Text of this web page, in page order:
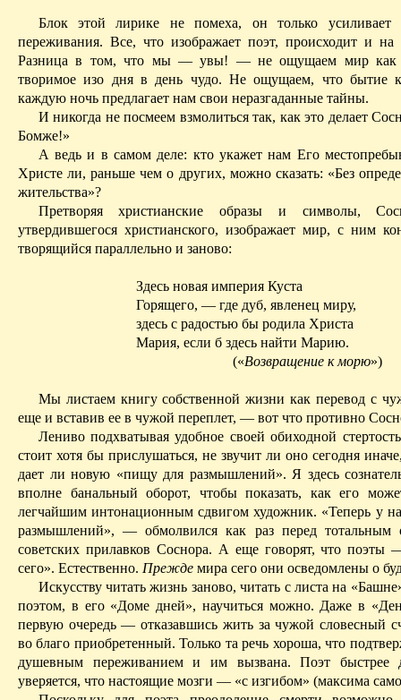
Блок этой лирике не помеха, он только усиливает
переживания. Все, что изображает поэт, происходит и на
Разница в том, что мы — увы! — не ощущаем мир как
творимое изо дня в день чудо. Не ощущаем, что бытие
каждую ночь предлагает нам свои неразгаданные тайны.
И никогда не посмеем взмолиться так, как это делает
Бомже!»
А ведь и в самом деле: кто укажет нам Его
Христе ли,раньше чем о других, можно сказать: «Без
жительства»?
Претворяя христианские образы и символы,
утвердившегося христианского, изображает мир, с ним
творящийся параллельно и заново:
Здесь новая империя Куста
Горящего, — где дуб, явленец миру,
здесь с радостью бы родила Христа
Мария, если б здесь найти Марию.
(«Возвращение к морю»)
Мы листаем книгу собственной жизни как перевод с
еще и вставив ее в чужой переплет, — вот что противно
Лениво подхватывая удобное своей обиходной
стоит хотя бы прислушаться, не звучит ли оно сегодня
дает ли новую «пищу для размышлений». Я здесь
вполне банальный оборот, чтобы показать, как его
легчайшим интонационным сдвигом художник. «Теперь у
размышлений», — обмолвился как раз перед тотальным
советских прилавков Сос­нора. А еще говорят, что поэты
сего». Естественно. Прежде мира сего они осведомлены о
Искусству читать жизнь заново, читать с листа на
поэтом, в его «Доме дней», научиться можно. Даже в
первую очередь — отказавшись жить за чужой словесный
во благо приобретенный. Только та речь хороша, что
душевным переживанием и им вызвана. Поэт быстрее
уверяется, что настоящие мозги — «с изгибом» (максима